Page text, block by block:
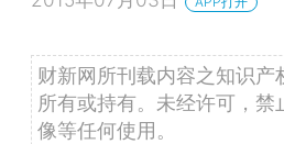
财新网所刊载内容之知识
所有或持有。未经许可，
像等任何使用。